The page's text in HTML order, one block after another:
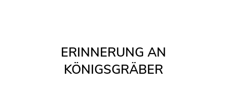
ERINNERUNG AN
KÖNIGSGRÄBER